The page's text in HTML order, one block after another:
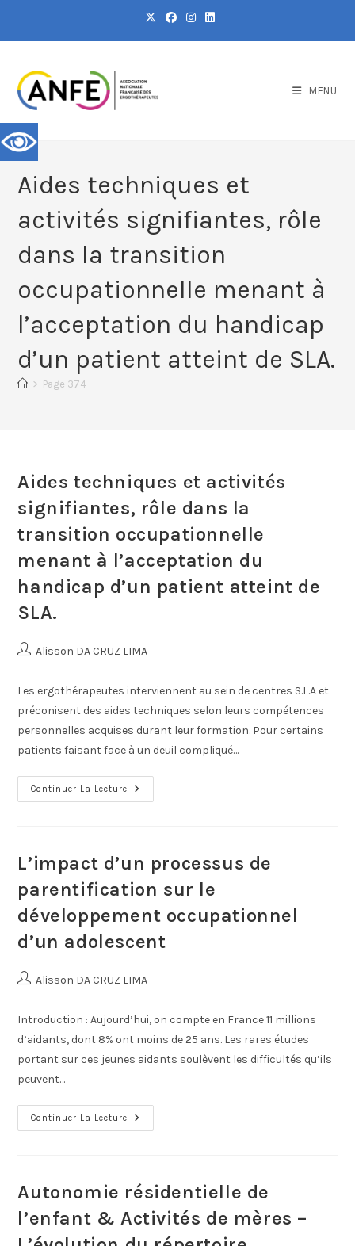
MENU
Aides techniques et
activités signifiantes, rôle
dans la transition
occupationnelle menant à
l’acceptation du handicap
d’un patient atteint de SLA.
> Page 374
Aides techniques et activités
signifiantes, rôle dans la
transition occupationnelle
menant à l’acceptation du
handicap d’un patient atteint de
SLA.
Alisson DA CRUZ LIMA
Les ergothérapeutes interviennent au sein de centres S.L.A et
préconisent des aides techniques selon leurs compétences
personnelles acquises durant leur formation. Pour certains
patients faisant face à un deuil compliqué…
Continuer La Lecture
L’impact d’un processus de
parentification sur le
développement occupationnel
d’un adolescent
Alisson DA CRUZ LIMA
Introduction : Aujourd’hui, on compte en France 11 millions
d’aidants, dont 8% ont moins de 25 ans. Les rares études
portant sur ces jeunes aidants soulèvent les difficultés qu’ils
peuvent…
Continuer La Lecture
Autonomie résidentielle de
l’enfant & Activités de mères –